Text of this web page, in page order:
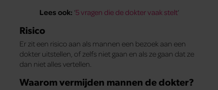
Lees ook: ‘5 vragen die de dokter vaak stelt‘
Risico
Er zit een risico aan als mannen een bezoek aan een
dokter uitstellen, of zelfs niet gaan en als ze gaan dat ze
dan niet alles vertellen.
Waarom vermijden mannen de dokter?